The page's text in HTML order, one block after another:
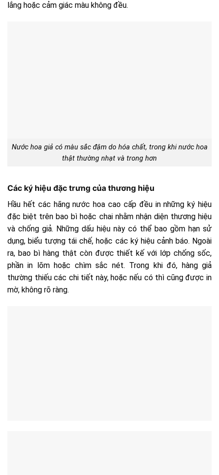
lắng hoặc cảm giác màu không đều.
Nước hoa giả có màu sắc đậm do hóa chất, trong khi nước hoa
thật thường nhạt và trong hơn
Các ký hiệu đặc trưng của thương hiệu
Hầu hết các hãng nước hoa cao cấp đều in những ký hiệu
đặc biệt trên bao bì hoặc chai nhằm nhận diện thương hiệu
và chống giả. Những dấu hiệu này có thể bao gồm hạn sử
dụng, biểu tượng tái chế, hoặc các ký hiệu cảnh báo. Ngoài
ra, bao bì hàng thật còn được thiết kế với lớp chống sốc,
phần in lõm hoặc chìm sắc nét. Trong khi đó, hàng giả
thường thiếu các chi tiết này, hoặc nếu có thì cũng được in
mờ, không rõ ràng.